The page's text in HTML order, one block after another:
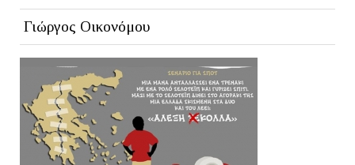
Γιώργος Οικονόμου